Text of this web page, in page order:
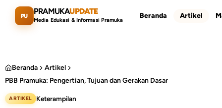
Lewati ke konten utama
PU PRAMUKAUPDATE
Media Edukasi & Informasi Pramuka
Beranda Artikel
Cari artikel
Beranda
Artikel
PBB Pramuka: Pengertian, Tujuan dan Gerakan Dasar
ARTIKEL Keterampilan